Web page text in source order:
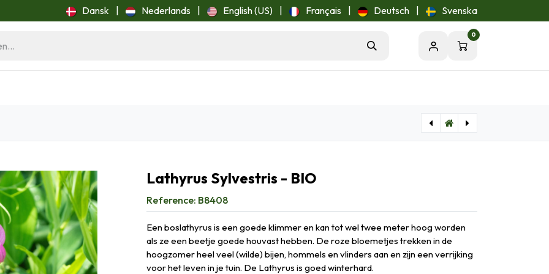
Dansk | Nederlands | English (US) | Français | Deutsch | Svenska
0
Lathyrus Sylvestris - BIO
Reference: B8408
Een boslathyrus is een goede klimmer en kan tot wel twee meter hoog worden
als ze een beetje goede houvast hebben. De roze bloemetjes trekken in de
hoogzomer heel veel (wilde) bijen, hommels en vlinders aan en zijn een verrijking
voor het leven in je tuin. De Lathyrus is goed winterhard.